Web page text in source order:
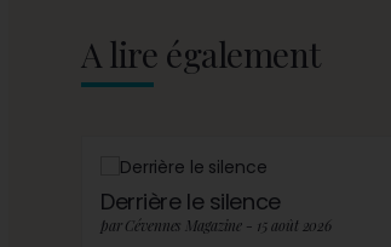
A lire également
Derrière le silence
par Cévennes Magazine - 15 août 2026